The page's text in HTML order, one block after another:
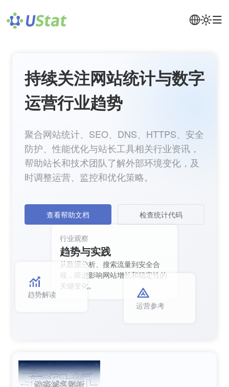
持续关注网站统计与数字
运营行业趋势
聚合网站统计、SEO、DNS、HTTPS、安全
防护、性能优化与站长工具相关行业资讯，
帮助站长和技术团队了解外部环境变化，及
时调整运营、监控和优化策略。
查看帮助文档 检查统计代码
行业观察
趋势与实践
从数据分析、搜索流量到安全合
规，跟进影响网站增长和稳定性的
关键变化。
趋势解读
运营参考